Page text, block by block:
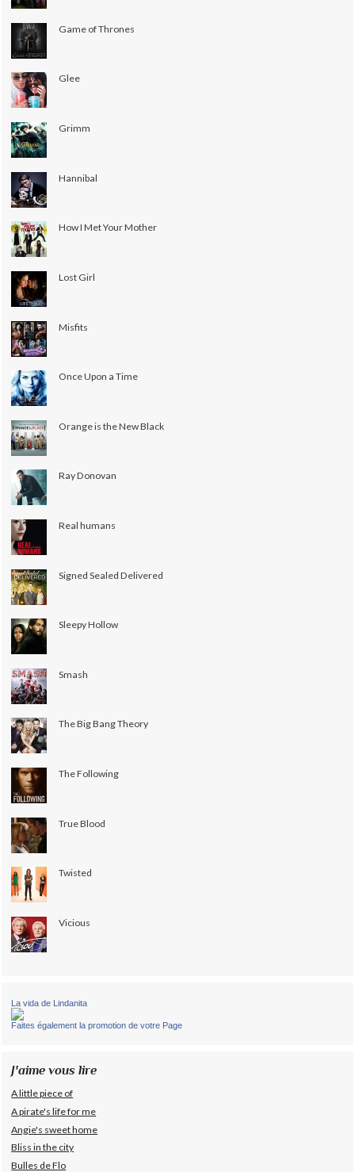
Game of Thrones
Glee
Grimm
Hannibal
How I Met Your Mother
Lost Girl
Misfits
Once Upon a Time
Orange is the New Black
Ray Donovan
Real humans
Signed Sealed Delivered
Sleepy Hollow
Smash
The Big Bang Theory
The Following
True Blood
Twisted
Vicious
La vida de Lindanita
Faites également la promotion de votre Page
J'aime vous lire
A little piece of
A pirate's life for me
Angie's sweet home
Bliss in the city
Bulles de Flo